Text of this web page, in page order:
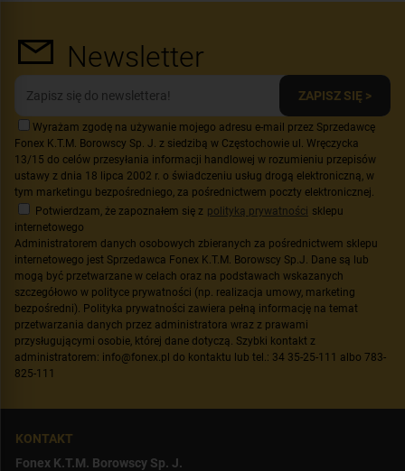
Newsletter
ZAPISZ SIĘ >
Wyrażam zgodę na używanie mojego adresu e-mail przez Sprzedawcę
Fonex K.T.M. Borowscy Sp. J. z siedzibą w Częstochowie ul. Wręczycka
13/15 do celów przesyłania informacji handlowej w rozumieniu przepisów
ustawy z dnia 18 lipca 2002 r. o świadczeniu usług drogą elektroniczną, w
tym marketingu bezpośredniego, za pośrednictwem poczty elektronicznej.
Potwierdzam, że zapoznałem się z polityką prywatności sklepu
internetowego
Administratorem danych osobowych zbieranych za pośrednictwem sklepu
internetowego jest Sprzedawca Fonex K.T.M. Borowscy Sp.J. Dane są lub
mogą być przetwarzane w celach oraz na podstawach wskazanych
szczegółowo w polityce prywatności (np. realizacja umowy, marketing
bezpośredni). Polityka prywatności zawiera pełną informację na temat
przetwarzania danych przez administratora wraz z prawami
przysługującymi osobie, której dane dotyczą. Szybki kontakt z
administratorem: info@fonex.pl do kontaktu lub tel.: 34 35-25-111 albo 783-
825-111
KONTAKT
Fonex K.T.M. Borowscy Sp. J.